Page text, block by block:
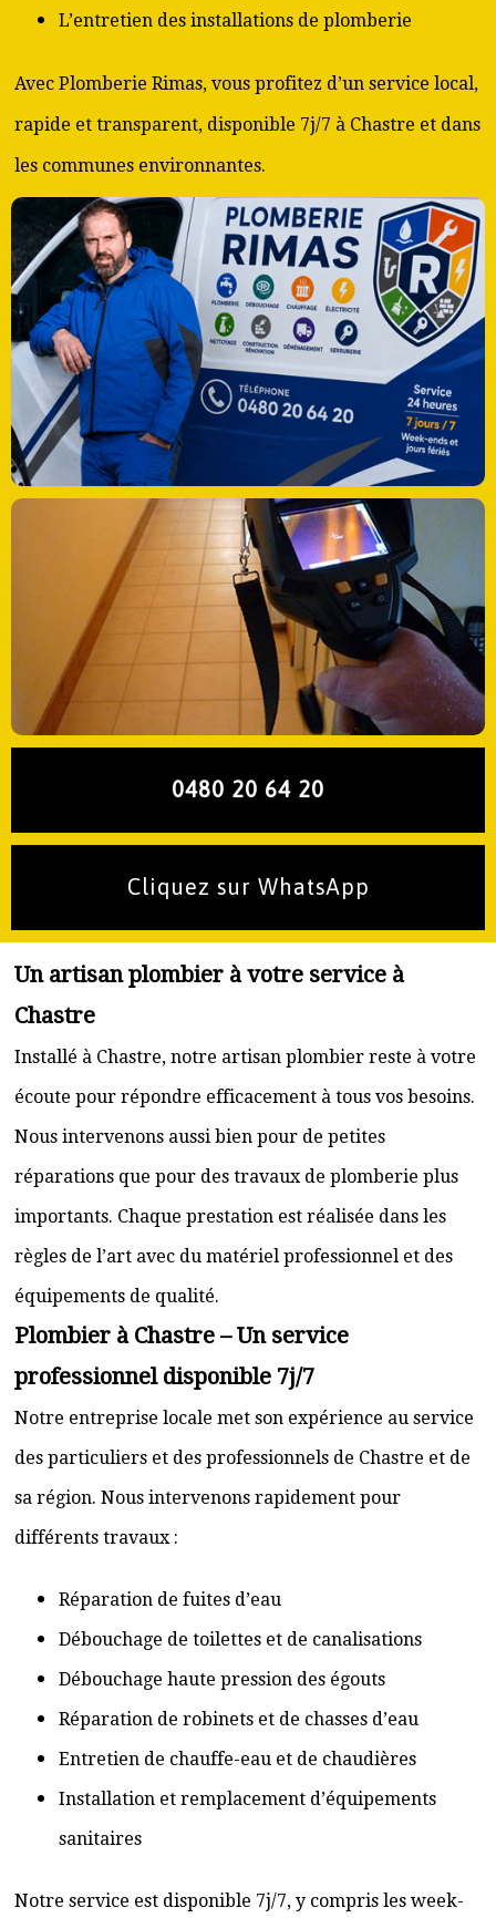
L’entretien des installations de plomberie
Avec Plomberie Rimas, vous profitez d’un service local,
rapide et transparent, disponible 7j/7 à Chastre et dans
les communes environnantes.
0480 20 64 20
Cliquez sur WhatsApp
Un artisan plombier à votre service à
Chastre
Installé à Chastre, notre artisan plombier reste à votre
écoute pour répondre efficacement à tous vos besoins.
Nous intervenons aussi bien pour de petites
réparations que pour des travaux de plomberie plus
importants. Chaque prestation est réalisée dans les
règles de l’art avec du matériel professionnel et des
équipements de qualité.
Plombier à Chastre – Un service
professionnel disponible 7j/7
Notre entreprise locale met son expérience au service
des particuliers et des professionnels de Chastre et de
sa région. Nous intervenons rapidement pour
différents travaux :
Réparation de fuites d’eau
Débouchage de toilettes et de canalisations
Débouchage haute pression des égouts
Réparation de robinets et de chasses d’eau
Entretien de chauffe-eau et de chaudières
Installation et remplacement d’équipements
sanitaires
Notre service est disponible 7j/7, y compris les week-